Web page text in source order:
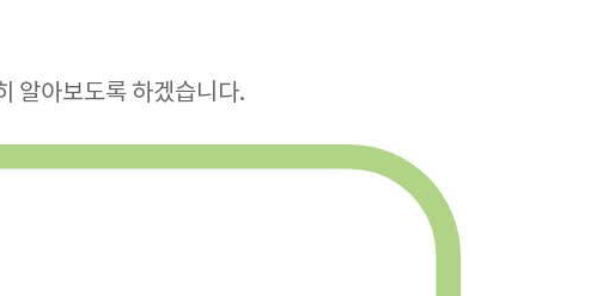
알아보도록 하겠습니다.